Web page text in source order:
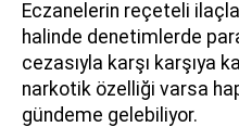
Eczanelerin reçeteli
halinde denetimlerde
cezasıyla karşı karşıya
narkotik özelliği varsa
gündeme gelebiliyor.